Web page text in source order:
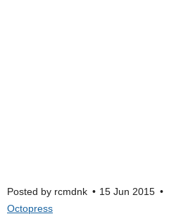
Posted by rcmdnk 15 Jun 2015
Octopress